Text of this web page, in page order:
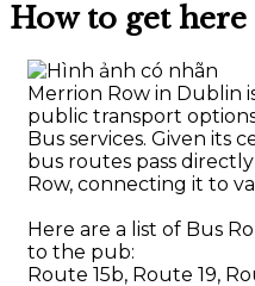
How to get here
Merrion Row in Dublin
public transport
Bus services. Given its
bus routes pass
Row, connecting it to
Here are a list of Bus
to the pub:
Route 15b, Route 19,